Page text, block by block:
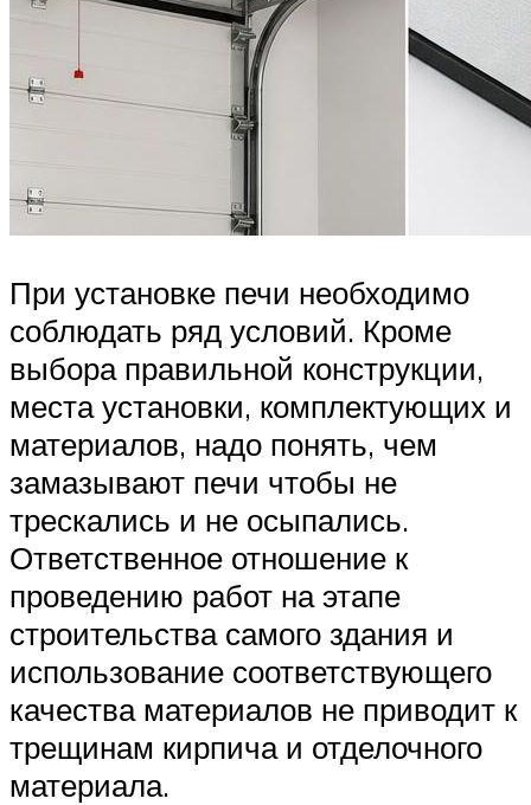
При установке печи необходимо
соблюдать ряд условий. Кроме
выбора правильной конструкции,
места установки, комплектующих и
материалов, надо понять, чем
замазывают печи чтобы не
трескались и не осыпались.
Ответственное отношение к
проведению работ на этапе
строительства самого здания и
использование соответствующего
качества материалов не приводит к
трещинам кирпича и отделочного
материала.